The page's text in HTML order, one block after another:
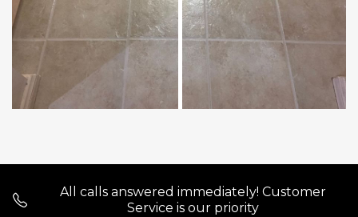
All calls answered immediately! Customer
Service is our priority